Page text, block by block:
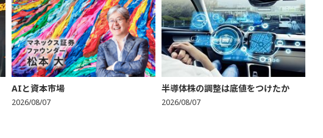
AIと資本市場
2026/08/07
半導体株の調整は底値をつけたか
2026/08/07